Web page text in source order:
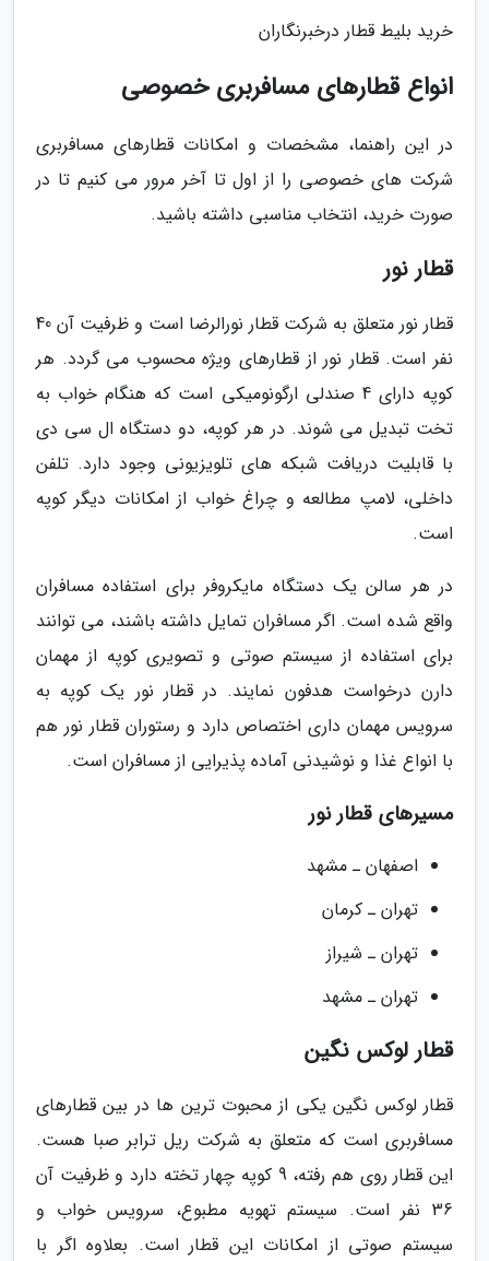
خرید بلیط قطار درخبرنگاران
انواع قطارهای مسافربری خصوصی
در این راهنما، مشخصات و امکانات قطارهای مسافربری
شرکت های خصوصی را از اول تا آخر مرور می کنیم تا در
صورت خرید، انتخاب مناسبی داشته باشید.
قطار نور
قطار نور متعلق به شرکت قطار نورالرضا است و ظرفیت آن 40
نفر است. قطار نور از قطارهای ویژه محسوب می گردد. هر
کوپه دارای 4 صندلی ارگونومیکی است که هنگام خواب به
تخت تبدیل می شوند. در هر کوپه، دو دستگاه ال سی دی
با قابلیت دریافت شبکه های تلویزیونی وجود دارد. تلفن
داخلی، لامپ مطالعه و چراغ خواب از امکانات دیگر کوپه
است.
در هر سالن یک دستگاه مایکروفر برای استفاده مسافران
واقع شده است. اگر مسافران تمایل داشته باشند، می توانند
برای استفاده از سیستم صوتی و تصویری کوپه از مهمان
دارن درخواست هدفون نمایند. در قطار نور یک کوپه به
سرویس مهمان داری اختصاص دارد و رستوران قطار نور هم
با انواع غذا و نوشیدنی آماده پذیرایی از مسافران است.
مسیرهای قطار نور
اصفهان ـ مشهد
تهران ـ کرمان
تهران ـ شیراز
تهران ـ مشهد
قطار لوکس نگین
قطار لوکس نگین یکی از محبوت ترین ها در بین قطارهای
مسافربری است که متعلق به شرکت ریل ترابر صبا هست.
این قطار روی هم رفته، 9 کوپه چهار تخته دارد و ظرفیت آن
36 نفر است. سیستم تهویه مطبوع، سرویس خواب و
سیستم صوتی از امکانات این قطار است. بعلاوه اگر با